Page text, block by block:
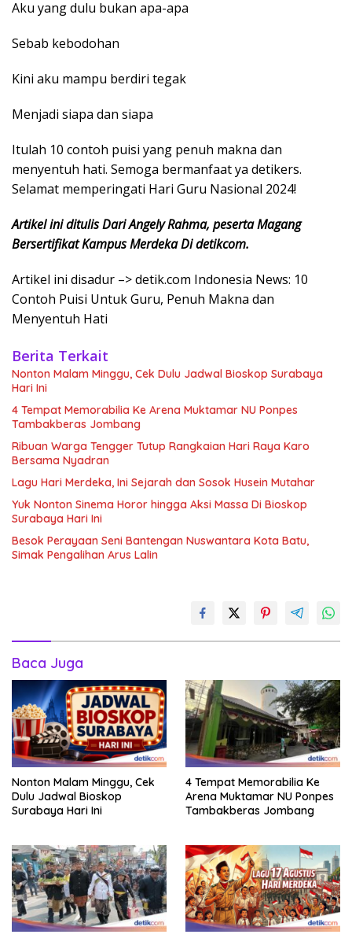
Aku yang dulu bukan apa-apa
Sebab kebodohan
Kini aku mampu berdiri tegak
Menjadi siapa dan siapa
Itulah 10 contoh puisi yang penuh makna dan
menyentuh hati. Semoga bermanfaat ya detikers.
Selamat memperingati Hari Guru Nasional 2024!
Artikel ini ditulis Dari Angely Rahma, peserta Magang
Bersertifikat Kampus Merdeka Di detikcom.
Artikel ini disadur –> detik.com Indonesia News: 10
Contoh Puisi Untuk Guru, Penuh Makna dan
Menyentuh Hati
Berita Terkait
Nonton Malam Minggu, Cek Dulu Jadwal Bioskop Surabaya
Hari Ini
4 Tempat Memorabilia Ke Arena Muktamar NU Ponpes
Tambakberas Jombang
Ribuan Warga Tengger Tutup Rangkaian Hari Raya Karo
Bersama Nyadran
Lagu Hari Merdeka, Ini Sejarah dan Sosok Husein Mutahar
Yuk Nonton Sinema Horor hingga Aksi Massa Di Bioskop
Surabaya Hari Ini
Besok Perayaan Seni Bantengan Nuswantara Kota Batu,
Simak Pengalihan Arus Lalin
Baca Juga
Nonton Malam Minggu, Cek
Dulu Jadwal Bioskop
Surabaya Hari Ini
4 Tempat Memorabilia Ke
Arena Muktamar NU Ponpes
Tambakberas Jombang